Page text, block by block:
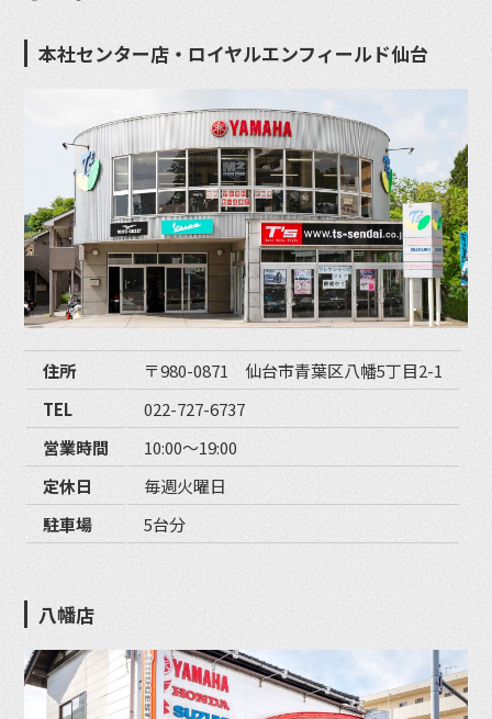
本社センター店・ロイヤルエンフィールド仙台
住所
〒980-0871 仙台市青葉区八幡5丁目2-1
TEL
022-727-6737
営業時間
10:00〜19:00
定休日
毎週火曜日
駐車場
5台分
八幡店